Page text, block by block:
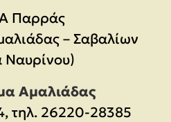
Παρράς
– Σαβαλίων
Ναυρίνου)
Αμαλιάδας
τηλ. 26220-28385